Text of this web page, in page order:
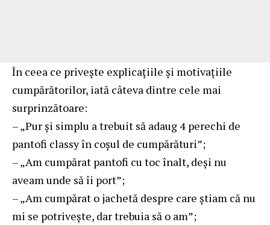
În ceea ce privește explicațiile și motivațiile
cumpărătorilor, iată câteva dintre cele mai
surprinzătoare:
– „Pur și simplu a trebuit să adaug 4 perechi de
pantofi classy în coșul de cumpărături”;
– „Am cumpărat pantofi cu toc înalt, deși nu
aveam unde să îi port”;
– „Am cumpărat o jachetă despre care știam că nu
mi se potrivește, dar trebuia să o am”;